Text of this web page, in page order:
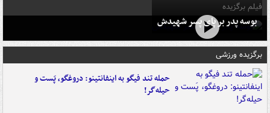
فیلم برگزیده
بوسه‌ پدر بر پای پسر شهیدش
برگزیده ورزشی
حمله تند فیگو به اینفانتینو: دروغگو، پَست‌ و
حیله‌گر!